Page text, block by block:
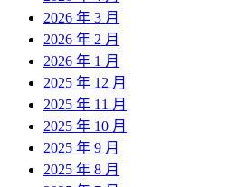
2026 年 3 月
2026 年 2 月
2026 年 1 月
2025 年 12 月
2025 年 11 月
2025 年 10 月
2025 年 9 月
2025 年 8 月